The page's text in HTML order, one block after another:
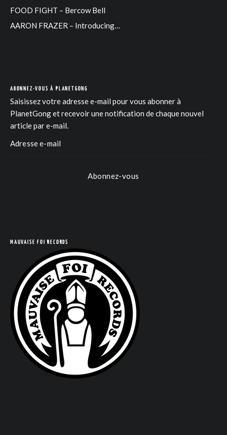
FOOD FIGHT – Bercow Bell
AARON FRAZER – Introducing…
ABONNEZ-VOUS À PLANETGONG
Saisissez votre adresse e-mail pour vous abonner à
PlanetGong et recevoir une notification de chaque nouvel
article par e-mail.
Abonnez-vous
MAUVAISE FOI RECORDS